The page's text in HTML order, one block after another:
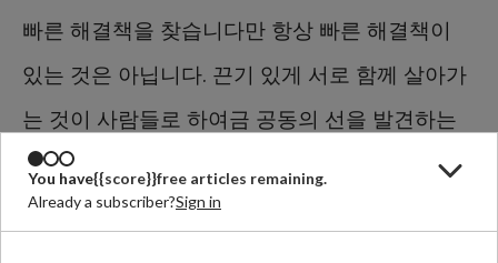
You have{{score}}free articles remaining.
Already a subscriber?Sign in
빠른 해결책을 찾습니다만 항상 빠른 해결책이
있는 것은 아닙니다. 끈기 있게 서로 함께 살아가
는 것이 사람들로 하여금 공동의 선을 발견하는
걸 가능케 하지요. 그런 면에서 볼 때 말씀하신 지
역주의 같은 것이 가톨릭 사회 회칙에서 강조되